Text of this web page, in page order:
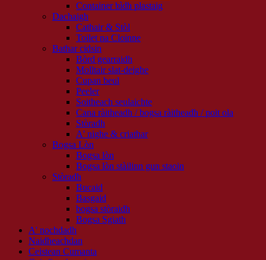
Container bìdh plastaig
Dachaigh
Cathair & Stòl
Toilet na Cloinne
Bathar cidsin
Bòrd gearraidh
Molltair slat-deighe
Cupan beul
Peeler
Soitheach seulaichte
Cana ràitheadh ​​/ bogsa ràitheadh ​​/ poit ola
Stòradh
A' nighe & criathar
Bogsa Lòn
Bogsa lòn
Bogsa lòn stàilinn gun staoin
Stòradh
Bucaid
Basgaid
bogsa stòraidh
Bogsa Sgiath
A' nochdadh
Naidheachdan
Ceistean Cumanta